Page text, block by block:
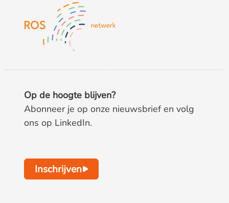
Op de hoogte blijven?
Abonneer je op onze nieuwsbrief en volg
ons op LinkedIn.
Inschrijven